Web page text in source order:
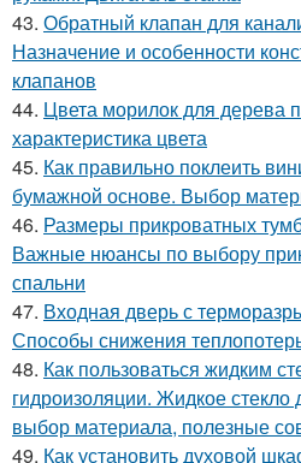
43. Обратный клапан для
Назначение и особенности
клапанов
44. Цвета морилок для дерева
характеристика цвета
45. Как правильно поклеить
бумажной основе. Выбор
46. Размеры прикроватных
Важные нюансы по выбору
спальни
47. Входная дверь с
Способы снижения
48. Как пользоваться жидким
гидроизоляции. Жидкое стекло
выбор материала, полезные
49. Как установить духовой